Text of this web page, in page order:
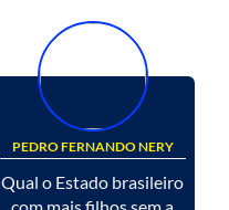
PEDRO FERNANDO NERY
Qual o Estado brasileiro